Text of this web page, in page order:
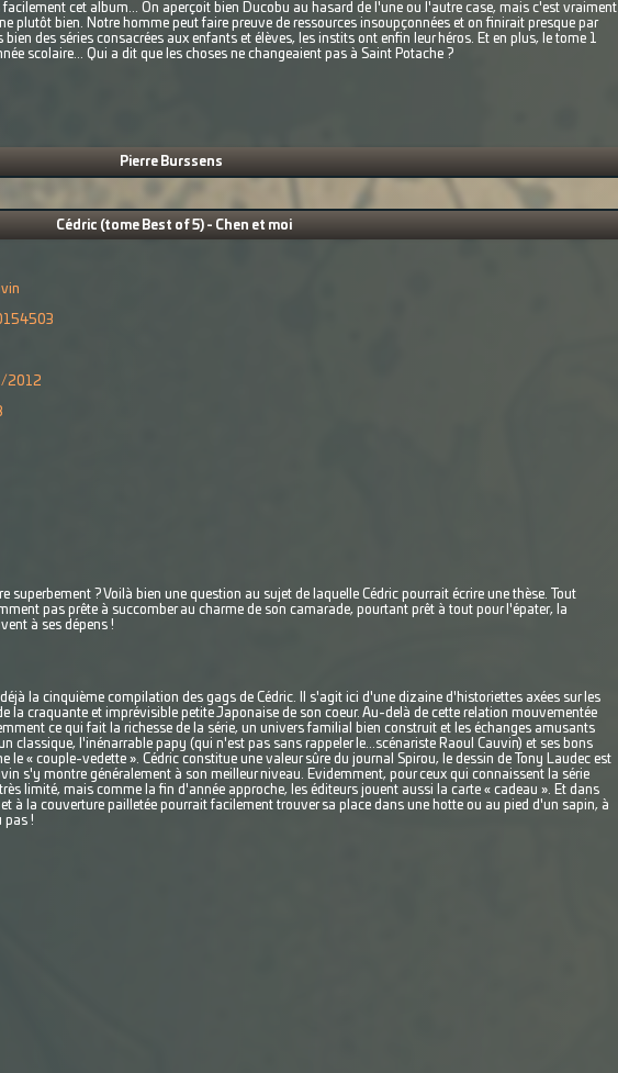
cet album... On aperçoit bien Ducobu au hasard de l'une ou l'autre case, mais c'est vraiment
plutôt bien. Notre homme peut faire preuve de ressources insoupçonnées et on finirait presque par
des séries consacrées aux enfants et élèves, les instits ont enfin leur héros. Et en plus, le tome 1
scolaire... Qui a dit que les choses ne changeaient pas à Saint Potache ?
Pierre Burssens
Cédric (tome Best of 5) - Chen et moi
2012
superbement ? Voilà bien une question au sujet de laquelle Cédric pourrait écrire une thèse. Tout
pas prête à succomber au charme de son camarade, pourtant prêt à tout pour l'épater, la
à ses dépens !
la cinquième compilation des gags de Cédric. Il s'agit ici d'une dizaine d'historiettes axées sur les
la craquante et imprévisible petite Japonaise de son coeur. Au-delà de cette relation mouvementée
ce qui fait la richesse de la série, un univers familial bien construit et les échanges amusants
classique, l'inénarrable papy (qui n'est pas sans rappeler le...scénariste Raoul Cauvin) et ses bons
le « couple-vedette ». Cédric constitue une valeur sûre du journal Spirou, le dessin de Tony Laudec est
s'y montre généralement à son meilleur niveau. Evidemment, pour ceux qui connaissent la série
limité, mais comme la fin d'année approche, les éditeurs jouent aussi la carte « cadeau ». Et dans
à la couverture pailletée pourrait facilement trouver sa place dans une hotte ou au pied d'un sapin, à
pas !